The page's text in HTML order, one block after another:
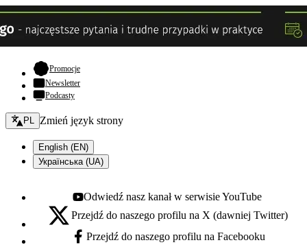
Promocje- otwiera się w nowej karcie
Newsletter
Podcasty
Zmień język - bieżący:
PL Zmień język strony
English (EN)
Українська (UA)
Youtube - otwiera się w nowej karcie
Odwiedź nasz kanał w serwisie YouTube
X - otwiera się w nowej karcie
Przejdź do naszego profilu na X (dawniej Twitter)
Facebook - otwiera się w nowej karcie
Przejdź do naszego profilu na Facebooku